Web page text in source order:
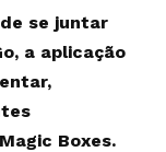
se juntar
a aplicação
Boxes.